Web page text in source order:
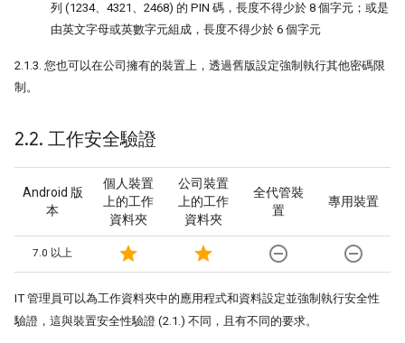
列 (1234、4321、2468) 的 PIN 碼，長度不得少於 8 個字元；或是
由英文字母或英數字元組成，長度不得少於 6 個字元
2.1.3. 您也可以在公司擁有的裝置上，透過舊版設定強制執行其他密碼限
制。
2.2. 工作安全驗證
Android 版
本
個人裝置
上的工作
資料夾
公司裝置
上的工作
資料夾
全代管裝
置
專用裝置
7.0 以上 star star remove_circle_outline remove_circle_outline
IT 管理員可以為工作資料夾中的應用程式和資料設定並強制執行安全性
驗證，這與裝置安全性驗證 (2.1.) 不同，且有不同的要求。